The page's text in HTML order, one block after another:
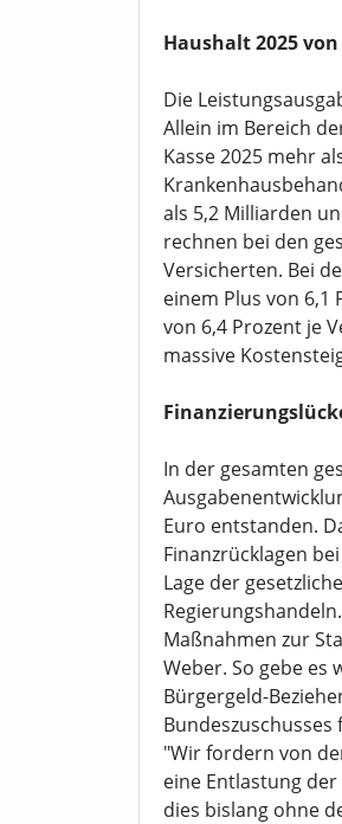
Haushalt 2025
Die
Allein im Bereich
Kasse 2025 mehr
als 5,2 Milliarden
rechnen bei den
Versicherten. Bei
einem Plus von
von 6,4 Prozent je
massive
In der gesamten
Euro entstanden.
Finanzrücklagen
Lage der
Maßnahmen zur
Weber. So gebe
Bürgergeld-
"Wir fordern von
eine Entlastung
dies bislang ohne